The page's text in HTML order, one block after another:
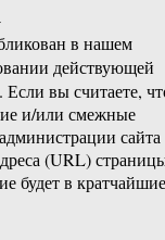
в нашем
действующей
. Если вы считаете,
и/или смежные
сайта
(URL)
будет в кратчайшие